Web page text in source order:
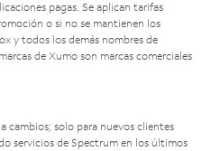
pagas. Se aplican tarifas
o si no se mantienen los
y todos los demás nombres de
de Xumo son marcas comerciales
solo para nuevos clientes
servicios de Spectrum en los últimos